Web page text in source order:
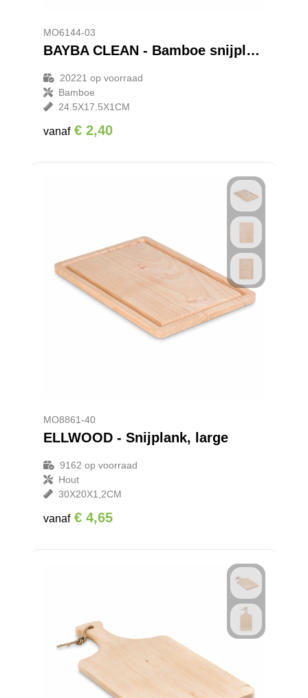
MO6144-03
BAYBA CLEAN - Bamboe snijplank
20221 op voorraad
Bamboe
24.5X17.5X1CM
vanaf € 2,40
MO8861-40
ELLWOOD - Snijplank, large
9162 op voorraad
Hout
30X20X1,2CM
vanaf € 4,65